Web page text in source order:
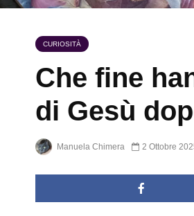
CURIOSITÀ
Che fine
di Gesù
Manuela Chimera 2 Ottobre